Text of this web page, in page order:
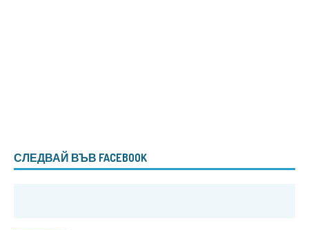
СЛЕДВАЙ ВЪВ FACEBOOK